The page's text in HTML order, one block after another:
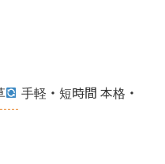
手軽・短時間 本格・